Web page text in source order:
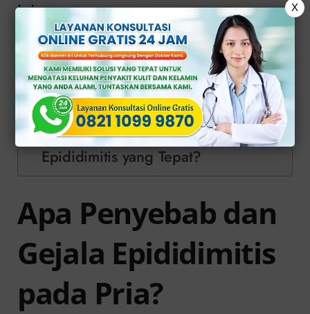
ini.
Daftar Isi
Apa Penyebab dan Gejala
Epididimitis pada Pria?
Bagaimana Cara Pencegahan
Epididimitis yang Tepat?
Apa Penyebab dan
Gejala Epididimitis
pada Pria?
X